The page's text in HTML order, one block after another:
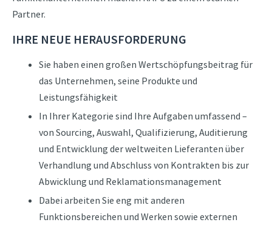
Partner.
IHRE NEUE HERAUSFORDERUNG
Sie haben einen großen Wertschöpfungsbeitrag für
das Unternehmen, seine Produkte und
Leistungsfähigkeit
In Ihrer Kategorie sind Ihre Aufgaben umfassend –
von Sourcing, Auswahl, Qualifizierung, Auditierung
und Entwicklung der weltweiten Lieferanten über
Verhandlung und Abschluss von Kontrakten bis zur
Abwicklung und Reklamationsmanagement
Dabei arbeiten Sie eng mit anderen
Funktionsbereichen und Werken sowie externen